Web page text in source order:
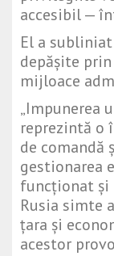
accesibil —
El a
depășite
mijloace
„Impunerea
reprezintă o
de
gestionarea
funcționat și
Rusia simte
țara și
acestor